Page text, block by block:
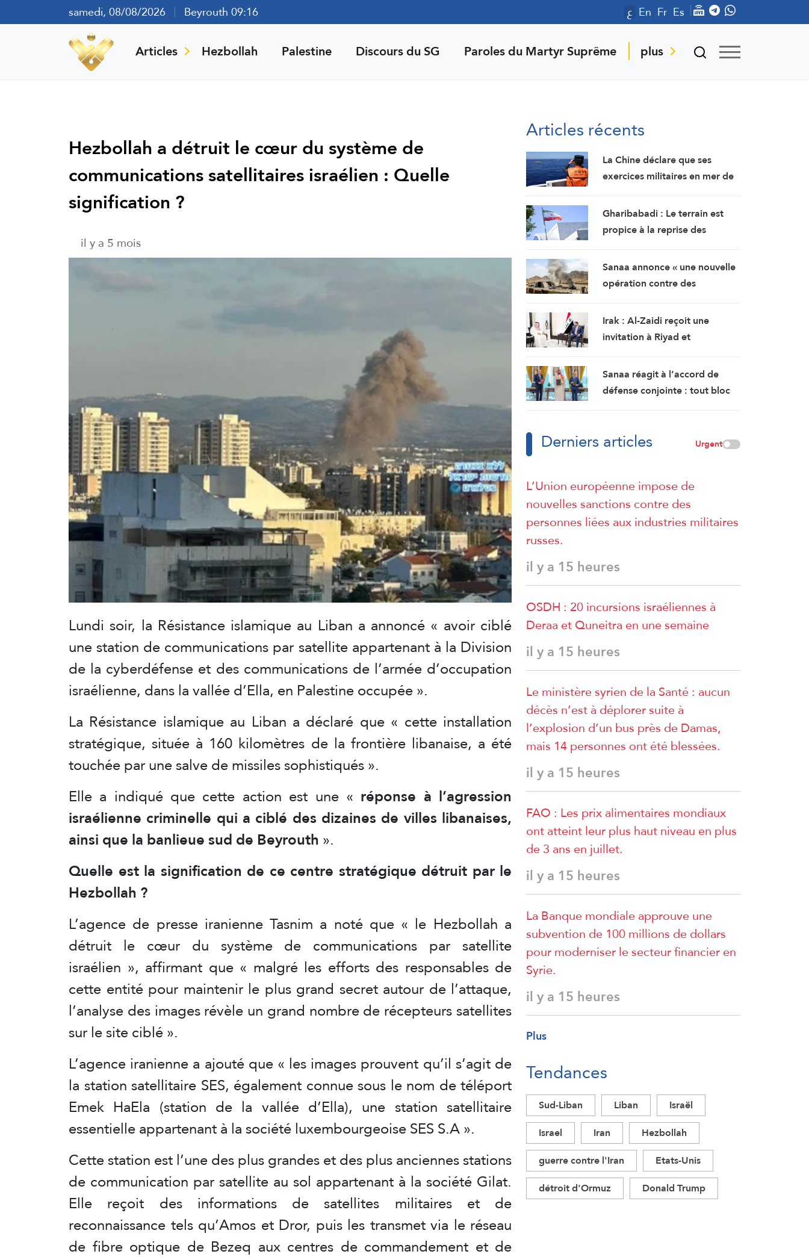
samedi, 08/08/2026 Beyrouth 09:16 ع En Fr Es
Articles Hezbollah Palestine Discours du SG Paroles du Martyr Suprême plus
Hezbollah a détruit le cœur du système de
communications satellitaires israélien : Quelle
signification ?
il y a 5 mois
Lundi soir, la Résistance islamique au Liban a annoncé « avoir ciblé
une station de communications par satellite appartenant à la Division
de la cyberdéfense et des communications de l’armée d’occupation
israélienne, dans la vallée d’Ella, en Palestine occupée ».
La Résistance islamique au Liban a déclaré que « cette installation
stratégique, située à 160 kilomètres de la frontière libanaise, a été
touchée par une salve de missiles sophistiqués ».
Elle a indiqué que cette action est une « réponse à l’agression
israélienne criminelle qui a ciblé des dizaines de villes libanaises,
ainsi que la banlieue sud de Beyrouth».
Quelle est la signification de ce centre stratégique détruit par le
Hezbollah ?
L’agence de presse iranienne Tasnim a noté que « le Hezbollah a
détruit le cœur du système de communications par satellite
israélien », affirmant que « malgré les efforts des responsables de
cette entité pour maintenir le plus grand secret autour de l’attaque,
l’analyse des images révèle un grand nombre de récepteurs satellites
sur le site ciblé ».
L’agence iranienne a ajouté que « les images prouvent qu’il s’agit de
la station satellitaire SES, également connue sous le nom de téléport
Emek HaEla (station de la vallée d’Ella), une station satellitaire
essentielle appartenant à la société luxembourgeoise SES S.A ».
Cette station est l’une des plus grandes et des plus anciennes stations
de communication par satellite au sol appartenant à la société Gilat.
Elle reçoit des informations de satellites militaires et de
reconnaissance tels qu’Amos et Dror, puis les transmet via le réseau
de fibre optique de Bezeq aux centres de commandement et de
Articles récents
La Chine déclare que ses
exercices militaires en mer de
aux provocations des
Philippines
Gharibabadi : Le terrain est
propice à la reprise des
les États du Golfe
Sanaa annonce « une nouvelle
opération contre des
saoudiens à Marib »
Irak : Al-Zaidi reçoit une
invitation à Riyad et
services de renseignement
saoudiens
Sanaa réagit à l’accord de
défense conjointe : tout bloc
objectif est voué à l’échec
Derniers articles Urgent
L’Union européenne impose de
nouvelles sanctions contre des
personnes liées aux industries militaires
russes.
il y a 15 heures
OSDH : 20 incursions israéliennes à
Deraa et Quneitra en une semaine
il y a 15 heures
Le ministère syrien de la Santé : aucun
décès n’est à déplorer suite à
l’explosion d’un bus près de Damas,
mais 14 personnes ont été blessées.
il y a 15 heures
FAO : Les prix alimentaires mondiaux
ont atteint leur plus haut niveau en plus
de 3 ans en juillet.
il y a 15 heures
La Banque mondiale approuve une
subvention de 100 millions de dollars
pour moderniser le secteur financier en
Syrie.
il y a 15 heures
Plus
Tendances
Sud-Liban Liban
Israël
Israel
Iran
Hezbollah
guerre contre l'Iran
Etats-Unis
détroit d'Ormuz
Donald Trump